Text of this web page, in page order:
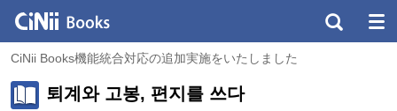
CiNii Books機能統合対応の追加実施をいたしました
퇴계와 고봉, 편지를 쓰다